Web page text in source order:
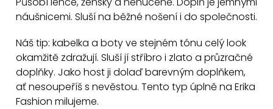
p
r
v
k
y
v
á
n
náušnicemi. Sluší na běžné nošení i do společnosti.
Náš tip: kabelka a boty ve stejném tónu celý look
okamžitě zdražují. Sluší jí stříbro i zlato a průzračné
doplňky. Jako host ji dolaď barevným doplňkem,
ať nesoupeříš s nevěstou. Tento typ úplně na Erika
Fashion milujeme.